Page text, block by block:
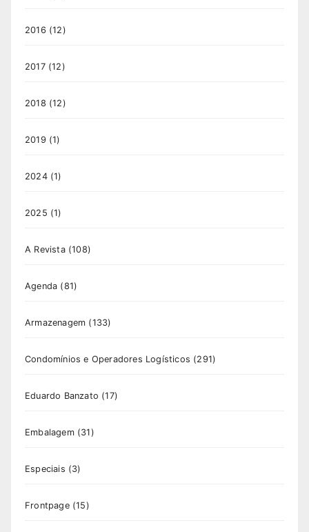
2016 (12)
2017(12)
2018 (12)
2019 (1)
2024(1)
2025 (1)
A Revista(108)
Agenda (81)
Armazenagem (133)
Condomínios e Operadores Logísticos (291)
Eduardo Banzato (17)
Embalagem(31)
Especiais (3)
Frontpage(15)